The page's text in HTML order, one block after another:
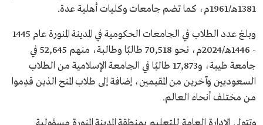
1381هـ/1961م، كما تضم جامعات وكليات أهلية عدة.
وبلغ عدد الطلاب في الجامعات الحكومية في المدينة المنورة عام 1445
- 1446هـ/2024م، نحو 70,518 طالبًا وطالبة، منهم 52,645 في
جامعة طيبة، و17,873 طالبًا في الجامعة الإسلامية من الطلاب
السعوديين وآخرين من المقيمين، إضافة إلى طلاب المنح الذين قدِموا
من مختلف أنحاء العالم.